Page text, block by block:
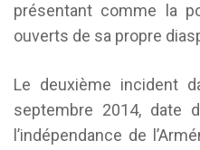
présentant comme la
ouverts de sa propre
Le deuxième incident
septembre 2014, date
l’indépendance de